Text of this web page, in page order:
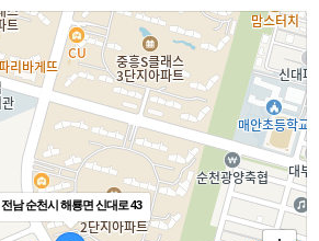
전남 순천시 해룡면 신대로 43